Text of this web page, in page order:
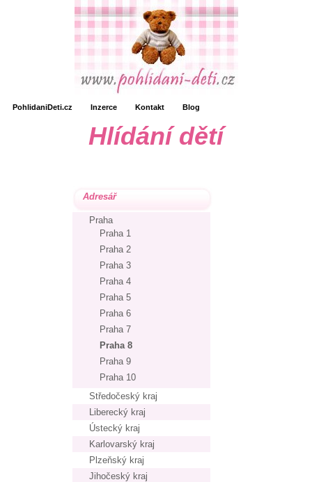
PohlidaniDeti.cz Inzerce Kontakt Blog
Hlídání dětí
Adresář
Praha
Praha 1
Praha 2
Praha 3
Praha 4
Praha 5
Praha 6
Praha 7
Praha 8
Praha 9
Praha 10
Středočeský kraj
Liberecký kraj
Ústecký kraj
Karlovarský kraj
Plzeňský kraj
Jihočeský kraj